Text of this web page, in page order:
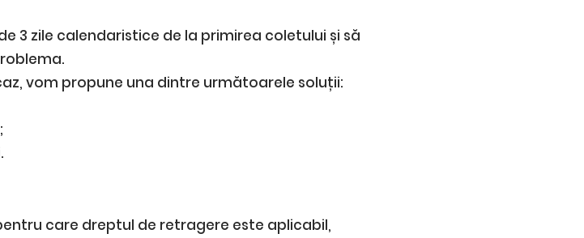
3 zile calendaristice de la primirea coletului și să
vom propune una dintre următoarele soluții:
care dreptul de retragere este aplicabil,